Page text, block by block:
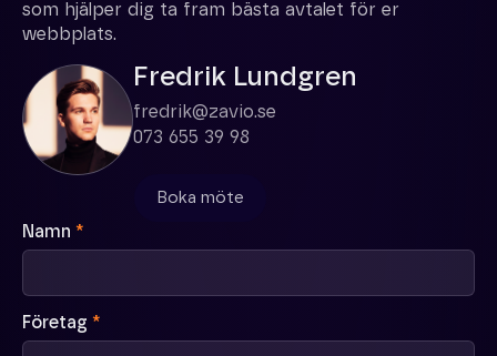
som hjälper dig ta fram bästa avtalet för er
webbplats.
Fredrik Lundgren
fredrik@zavio.se
073 655 39 98
Boka möte
Namn *
Företag *